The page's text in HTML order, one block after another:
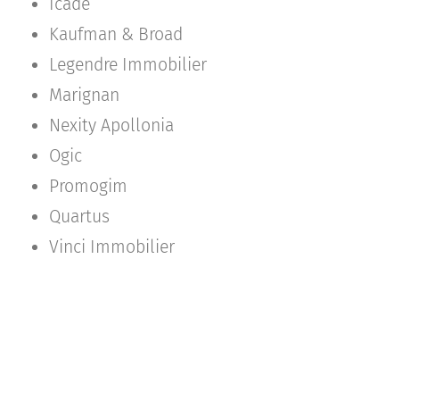
Kaufman & Broad
Legendre Immobilier
Marignan
Nexity Apollonia
Ogic
Promogim
Quartus
Vinci Immobilier